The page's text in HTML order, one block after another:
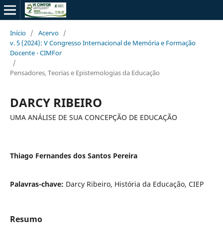
Início / Acervo /
v. 5 (2024): V Congresso Internacional de Memória e Formação
Docente - CIMFor
/
Pensadores, Teorias e Epistemologias da Educação
DARCY RIBEIRO
UMA ANÁLISE DE SUA CONCEPÇÃO DE EDUCAÇÃO
Thiago Fernandes dos Santos Pereira
Palavras-chave: Darcy Ribeiro, História da Educação, CIEP
Resumo